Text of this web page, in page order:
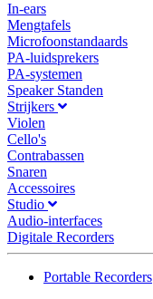
In-ears
Mengtafels
Microfoonstandaards
PA-luidsprekers
PA-systemen
Speaker Standen
Strijkers
Violen
Cello's
Contrabassen
Snaren
Accessoires
Studio
Audio-interfaces
Digitale Recorders
Portable Recorders